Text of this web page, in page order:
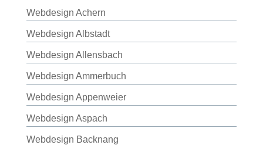
Webdesign Achern
Webdesign Albstadt
Webdesign Allensbach
Webdesign Ammerbuch
Webdesign Appenweier
Webdesign Aspach
Webdesign Backnang